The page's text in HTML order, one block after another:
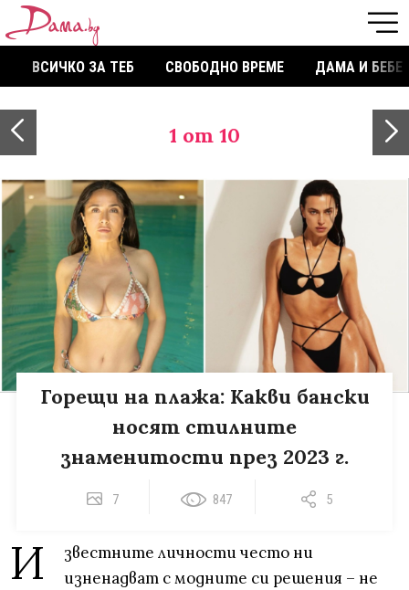
ВСИЧКО ЗА ТЕБ СВОБОДНО ВРЕМЕ ДАМА И БЕБЕ
1 от 10
Горещи на плажа: Какви бански
носят стилните
знаменитости през 2023 г.
7 847 5
И
звестните личности често ни
изненадват с модните си решения – не